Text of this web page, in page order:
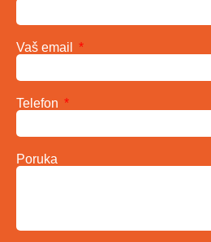
Vaš email
Telefon
Poruka